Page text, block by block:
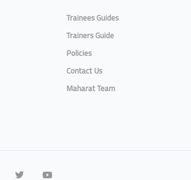
Trainees Guides
Trainers Guide
Policies
Contact Us
Maharat Team